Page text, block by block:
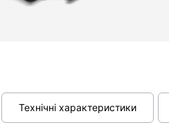
Технічні характеристики